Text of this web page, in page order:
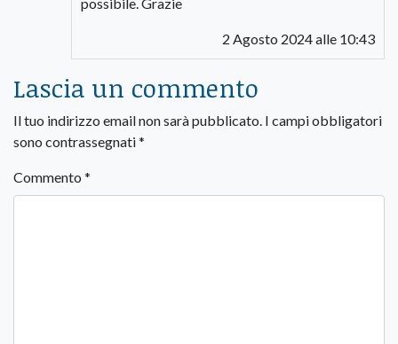
2 Agosto 2024 alle 10:43
Lascia un commento
Il tuo indirizzo email non sarà pubblicato. I campi obbligatori
sono contrassegnati*
Commento *